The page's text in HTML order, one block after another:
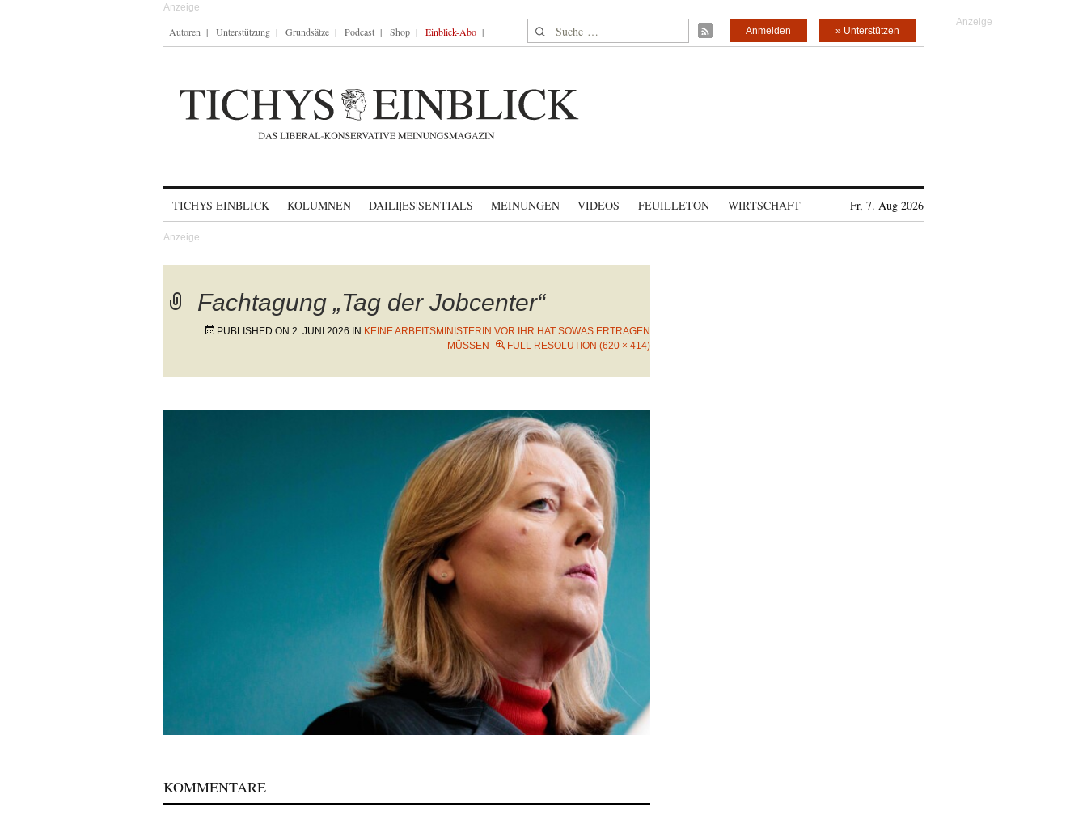
Autoren Unterstützung Grundsätze Podcast Shop Einblick-Abo Suche nach: » Unterstützen
Anmelden
TICHYS EINBLICK KOLUMNEN DAILI|ES|SENTIALS MEINUNGEN VIDEOS FEUILLETON WIRTSCHAFT Fr, 7. Aug 2026
Fachtagung „Tag der Jobcenter“
PUBLISHED ON 2. JUNI 2026 IN KEINE ARBEITSMINISTERIN VOR IHR HAT SOWAS ERTRAGEN
MÜSSEN
FULL RESOLUTION (620 × 414)
KOMMENTARE